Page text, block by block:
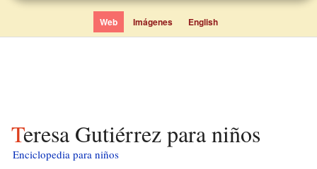
Web Imágenes English
Teresa Gutiérrez para niños
Enciclopedia para niños